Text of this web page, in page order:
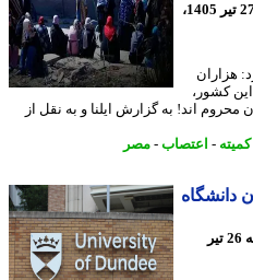
23 روز پیش - شنبه 27 تیر 1405،
اند! به گزارش ایلنا و به نقل از
-اعتصاب-مصر
24 روز پیش - جمعه 26 تیر